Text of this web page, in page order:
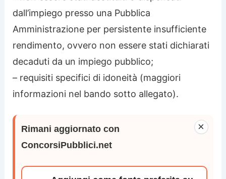
dall’impiego presso una Pubblica
Amministrazione per persistente insufficiente
rendimento, ovvero non essere stati dichiarati
decaduti da un impiego pubblico;
– requisiti specifici di idoneità (maggiori
informazioni nel bando sotto allegato).
×
Rimani aggiornato con
ConcorsiPubblici.net